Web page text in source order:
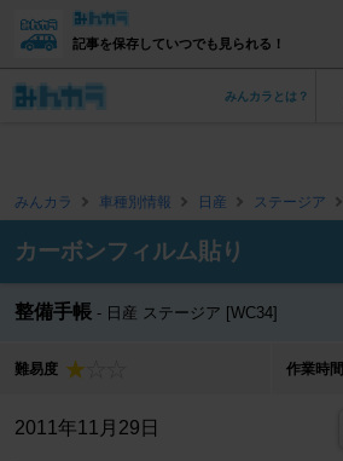
記事を保存していつでも見られる！
みんカラとは？
みんカラ 車種別情報 日産 ステージア
カーボンフィルム貼り
整備手帳 日産 ステージア [WC34]
難易度 作業時間
2011年11月29日